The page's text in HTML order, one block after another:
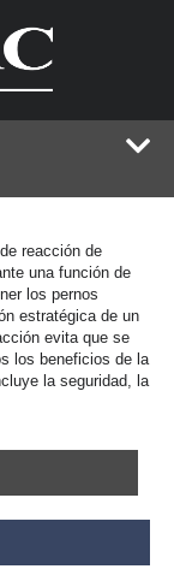
reacción de
una función de
los pernos
estratégica de un
evita que se
los beneficios de la
la seguridad, la